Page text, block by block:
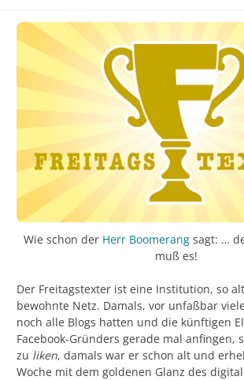
Wie schon der Herr Boomerangsagt: …
muß es!
Der Freitagstexter ist eine Institution, so
bewohnte Netz. Damals, vor unfaßbar
noch alle Blogs hatten und die künftigen
Facebook-Gründers gerade mal anfingen,
zu liken, damals war er schon alt und
Woche mit dem goldenen Glanz des